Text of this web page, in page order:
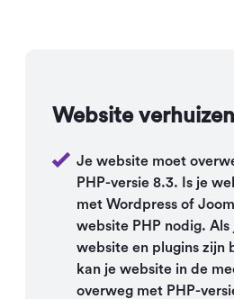
Website verhuizen
Je website moet
PHP-versie 8.3. Is je
met Wordpress of
website PHP nodig.
website en plugins zijn
kan je website in de
overweg met PHP-